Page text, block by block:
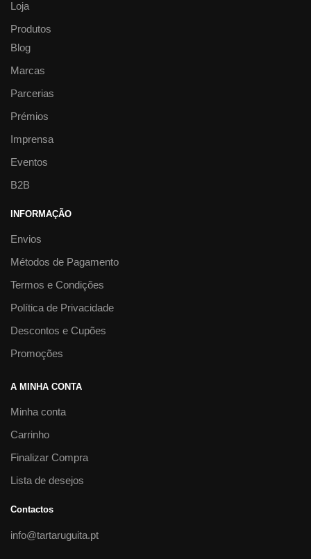
Loja
Produtos
Blog
Marcas
Parcerias
Prémios
Imprensa
Eventos
B2B
INFORMAÇÃO
Envios
Métodos de Pagamento
Termos e Condições
Política de Privacidade
Descontos e Cupões
Promoções
A MINHA CONTA
Minha conta
Carrinho
Finalizar Compra
Lista de desejos
Contactos
info@tartaruguita.pt